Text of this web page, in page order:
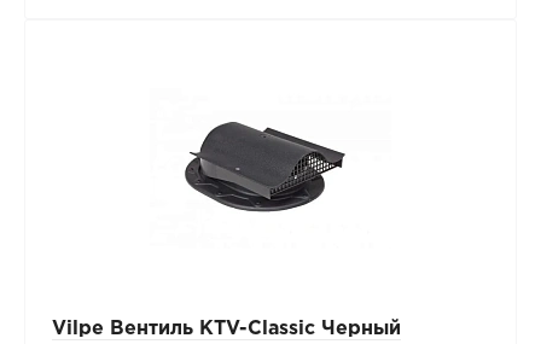
Vilpe Вентиль KTV-Classic Черный